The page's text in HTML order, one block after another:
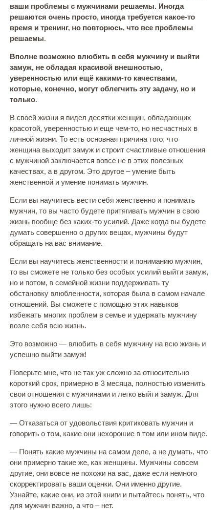
ваши проблемы с мужчинами решаемы. Иногда
решаются очень просто, иногда требуется какое-то
время и тренинг, но повторюсь, что все проблемы
решаемы.
Вполне возможно влюбить в себя мужчину и выйти
замуж, не обладая красивой внешностью,
уверенностью или ещё какими-то качествами,
которые, конечно, могут облегчить эту задачу, но и
только.
В своей жизни я видел десятки женщин, обладающих
красотой, уверенностью и еще чем-то, но несчастных в
личной жизни. То есть основная причина того, что
женщина выходит замуж и строит счастливые отношения
с мужчиной заключается вовсе не в этих полезных
качествах, а в другом. Это другое – умение быть
женственной и умение понимать мужчин.
Если вы научитесь вести себя женственно и понимать
мужчин, то вы часто будете притягивать мужчин в свою
жизнь вообще без каких-то усилий. Даже когда вы будете
думать совершенно о других вещах, мужчины будут
обращать на вас внимание.
Если вы научитесь женственности и пониманию мужчин,
то вы сможете не только без особых усилий выйти замуж,
но и потом, в семейной жизни поддерживать ту
обстановку влюбленности, которая была в самом начале
отношений. Вы сможете с помощью этих навыков
избежать многих проблем в семье и удержать мужчину
возле себя всю жизнь.
Это возможно — влюбить в себя мужчину на всю жизнь и
успешно выйти замуж!
Поверьте мне, что не так уж сложно за относительно
короткий срок, примерно в 3 месяца, полностью изменить
свои отношения с мужчинами и легко выйти замуж. Для
этого нужно всего лишь:
— Отказаться от удовольствия критиковать мужчин и
говорить о том, какие они нехорошие в том или ином виде.
— Понять какие мужчины на самом деле, а не думать, что
они примерно такие же, как женщины. Мужчины совсем
другие, они вовсе не похожи на вас, даже если немного
скорректировать ваши оценки. Они именно другие.
Узнайте, какие они, из этой книги и пытайтесь понять, что
для мужчин важно, а что – нет.